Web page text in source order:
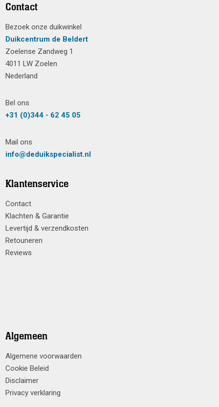
Contact
Bezoek onze duikwinkel
Duikcentrum de Beldert
Zoelense Zandweg 1
4011 LW Zoelen
Nederland
Bel ons
+31 (0)344 - 62 45 05
Mail ons
info@deduikspecialist.nl
Klantenservice
Contact
Klachten & Garantie
Levertijd & verzendkosten
Retouneren
Reviews
Algemeen
Algemene voorwaarden
Cookie Beleid
Disclaimer
Privacy verklaring